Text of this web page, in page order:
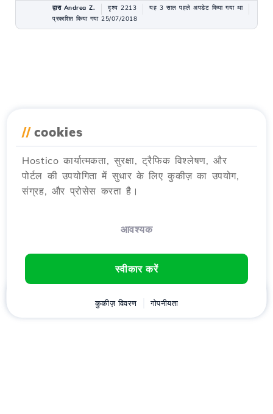
द्वारा Andrea Z. दृश्य 2213
यह 3 साल पहले अपडेट किया गया था
प्रकाशित किया गया 25/07/2018
// cookies
Hostico कार्यात्मकता, सुरक्षा, ट्रैफिक विश्लेषण, और
पोर्टल की उपयोगिता में सुधार के लिए कुकीज़ का उपयोग,
संग्रह, और प्रोसेस करता है।
आवश्यक
स्वीकार करें
कुकीज़ विवरण गोपनीयता
ग्राहक कार्ट